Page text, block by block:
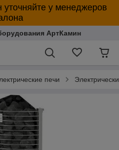
у менеджеров
АртКамин
печи